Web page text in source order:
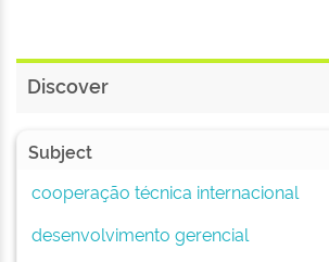
Discover
Subject
cooperação técnica internacional
desenvolvimento gerencial